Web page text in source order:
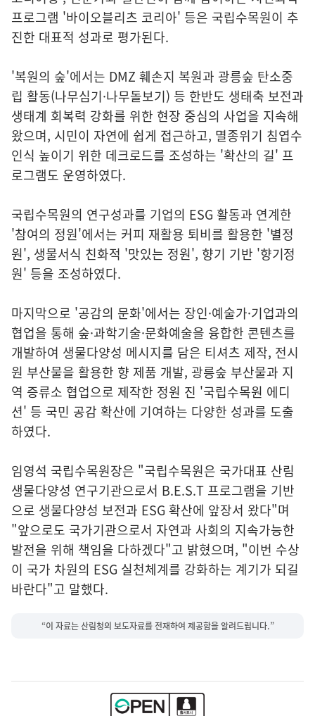
프로그램 '바이오블리츠 코리아' 등은 국립수목원이 추
진한 대표적 성과로 평가된다.
'복원의 숲'에서는 DMZ 훼손지 복원과 광릉숲 탄소중
립 활동(나무심기·나무돌보기) 등 한반도 생태축 보전과
생태계 회복력 강화를 위한 현장 중심의 사업을 지속해
왔으며, 시민이 자연에 쉽게 접근하고, 멸종위기 침엽수
인식 높이기 위한 데크로드를 조성하는 '확산의 길' 프
로그램도 운영하였다.
국립수목원의 연구성과를 기업의 ESG 활동과 연계한
'참여의 정원'에서는 커피 재활용 퇴비를 활용한 '별정
원', 생물서식 친화적 '맛있는 정원', 향기 기반 '향기정
원' 등을 조성하였다.
마지막으로 '공감의 문화'에서는 장인·예술가·기업과의
협업을 통해 숲·과학기술·문화예술을 융합한 콘텐츠를
개발하여 생물다양성 메시지를 담은 티셔츠 제작, 전시
원 부산물을 활용한 향 제품 개발, 광릉숲 부산물과 지
역 증류소 협업으로 제작한 정원 진 '국립수목원 에디
션' 등 국민 공감 확산에 기여하는 다양한 성과를 도출
하였다.
임영석 국립수목원장은 "국립수목원은 국가대표 산림
생물다양성 연구기관으로서 B.E.S.T 프로그램을 기반
으로 생물다양성 보전과 ESG 확산에 앞장서 왔다"며
"앞으로도 국가기관으로서 자연과 사회의 지속가능한
발전을 위해 책임을 다하겠다"고 밝혔으며, "이번 수상
이 국가 차원의 ESG 실천체계를 강화하는 계기가 되길
바란다"고 말했다.
“이 자료는 산림청의 보도자료를 전재하여 제공함을 알려드립니다.”